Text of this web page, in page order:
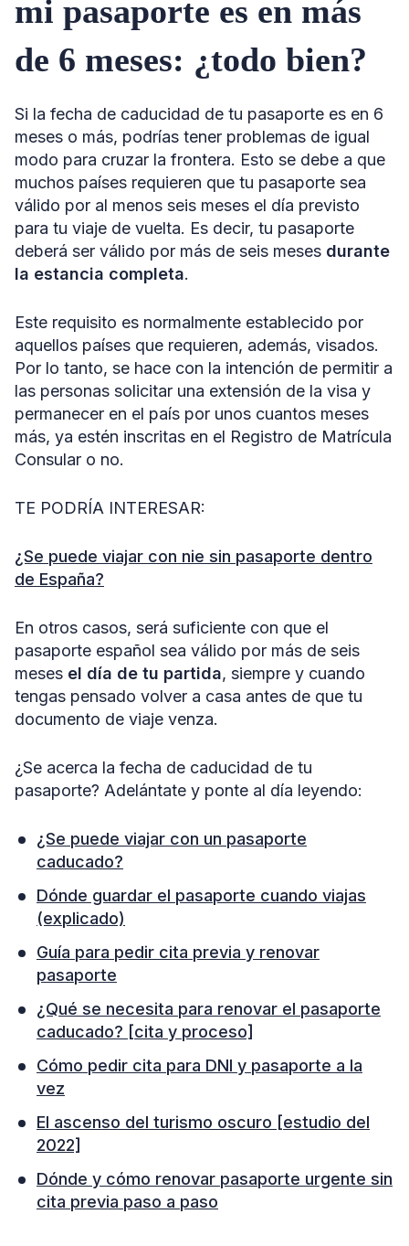
mi pasaporte es en más
de 6 meses: ¿todo bien?
Si la fecha de caducidad de tu pasaporte es en 6
meses o más, podrías tener problemas de igual
modo para cruzar la frontera. Esto se debe a que
muchos países requieren que tu pasaporte sea
válido por al menos seis meses el día previsto
para tu viaje de vuelta. Es decir, tu pasaporte
deberá ser válido por más de seis meses durante
la estancia completa.
Este requisito es normalmente establecido por
aquellos países que requieren, además, visados.
Por lo tanto, se hace con la intención de permitir a
las personas solicitar una extensión de la visa y
permanecer en el país por unos cuantos meses
más, ya estén inscritas en el Registro de Matrícula
Consular o no.
TE PODRÍA INTERESAR:
¿Se puede viajar con nie sin pasaporte dentro
de España?
En otros casos, será suficiente con que el
pasaporte español sea válido por más de seis
meses el día de tu partida, siempre y cuando
tengas pensado volver a casa antes de que tu
documento de viaje venza.
¿Se acerca la fecha de caducidad de tu
pasaporte? Adelántate y ponte al día leyendo:
¿Se puede viajar con un pasaporte
caducado?
Dónde guardar el pasaporte cuando viajas
(explicado)
Guía para pedir cita previa y renovar
pasaporte
¿Qué se necesita para renovar el pasaporte
caducado? [cita y proceso]
Cómo pedir cita para DNI y pasaporte a la
vez
El ascenso del turismo oscuro [estudio del
2022]
Dónde y cómo renovar pasaporte urgente sin
cita previa paso a paso